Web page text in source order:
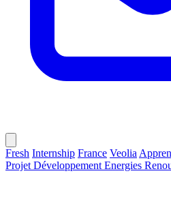
Fresh Internship France Veolia
Projet Développement Energies